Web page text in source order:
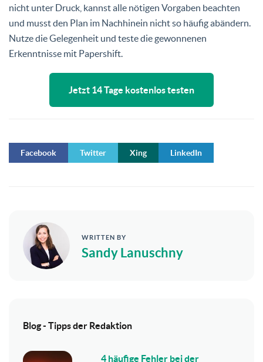
nicht unter Druck, kannst alle nötigen Vorgaben beachten
und musst den Plan im Nachhinein nicht so häufig abändern.
Nutze die Gelegenheit und teste die gewonnenen
Erkenntnisse mit Papershift.
Jetzt 14 Tage kostenlos testen
Facebook Twitter Xing LinkedIn
WRITTEN BY
Sandy Lanuschny
Blog - Tipps der Redaktion
4 häufige Fehler bei der